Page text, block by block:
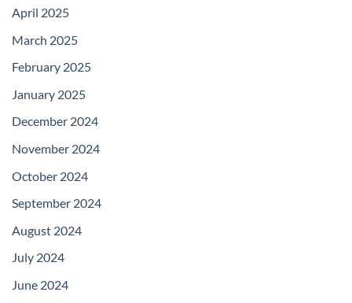
April 2025
March 2025
February 2025
January 2025
December 2024
November 2024
October 2024
September 2024
August 2024
July 2024
June 2024